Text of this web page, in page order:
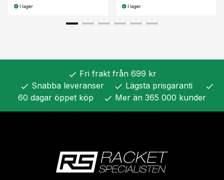
I lager I lager
check Fri frakt från 699 kr
check Snabba leveranser check Lägsta prisgaranti check
60 dagar öppet köp check Mer än 365 000 kunder